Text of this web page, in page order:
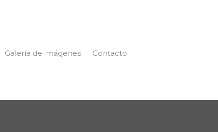
Galería de imágenes Contacto